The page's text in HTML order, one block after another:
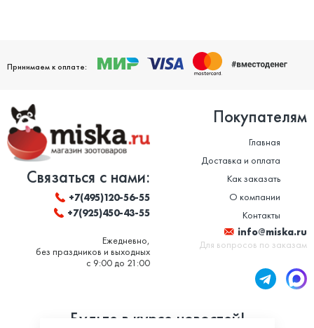
Принимаем к оплате:
Связаться с нами:
+7(495)120-56-55
+7(925)450-43-55
Ежедневно,
без праздников и выходных
с 9:00 до 21:00
Покупателям
Главная
Доставка и оплата
Как заказать
О компании
Контакты
info@miska.ru
Для вопросов по заказам
Будьте в курсе новостей!